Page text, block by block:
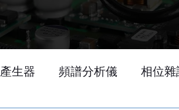
生器 頻譜分析儀 相位雜